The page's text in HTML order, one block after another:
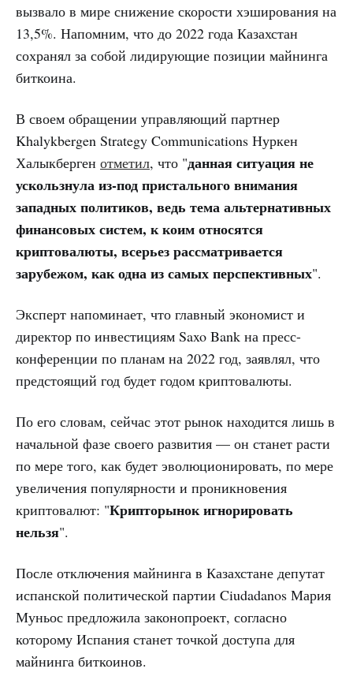
вызвало в мире снижение скорости хэширования на
13,5%. Напомним, что до 2022 года Казахстан
сохранял за собой лидирующие позиции майнинга
биткоина.
В своем обращении управляющий партнер
Khalykbergen Strategy Communications Нуркен
Халыкберген отметил, что "данная ситуация не
ускользнула из-под пристального внимания
западных политиков, ведь тема альтернативных
финансовых систем, к коим относятся
криптовалюты, всерьез рассматривается
зарубежом, как одна из самых перспективных".
Эксперт напоминает, что главный экономист и
директор по инвестициям Saxo Bank на пресс-
конференции по планам на 2022 год, заявлял, что
предстоящий год будет годом криптовалюты.
По его словам, сейчас этот рынок находится лишь в
начальной фазе своего развития — он станет расти
по мере того, как будет эволюционировать, по мере
увеличения популярности и проникновения
криптовалют: "Крипторынок игнорировать
нельзя".
После отключения майнинга в Казахстане депутат
испанской политической партии Ciudadanos Мария
Муньос предложила законопроект, согласно
которому Испания станет точкой доступа для
майнинга биткоинов.